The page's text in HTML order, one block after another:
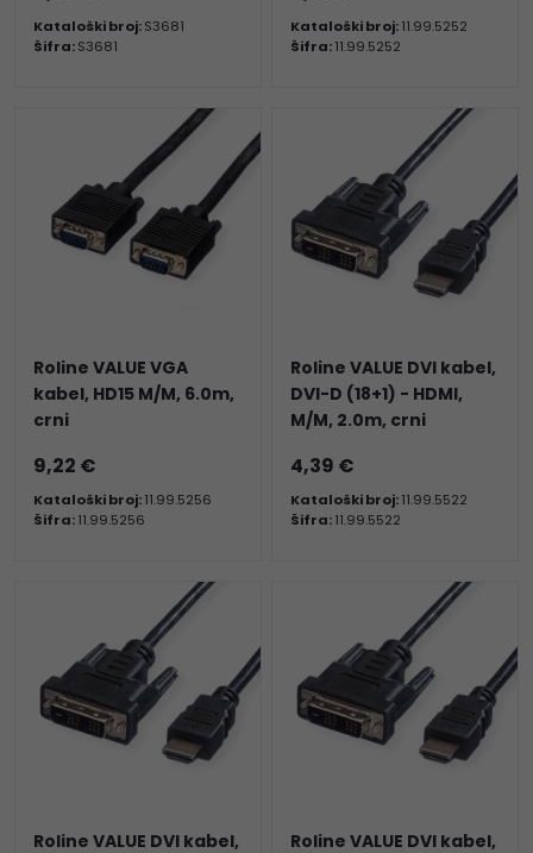
Kataloški broj:S3681
Šifra:S3681
Kataloški broj:11.99.5252
Šifra:11.99.5252
Roline VALUE VGA
kabel, HD15 M/M, 6.0m,
crni
9,22 €
Kataloški broj:11.99.5256
Šifra:11.99.5256
Roline VALUE DVI kabel,
DVI-D (18+1) - HDMI,
M/M, 2.0m, crni
4,39 €
Kataloški broj:11.99.5522
Šifra:11.99.5522
Roline VALUE DVI kabel,
Roline VALUE DVI kabel,